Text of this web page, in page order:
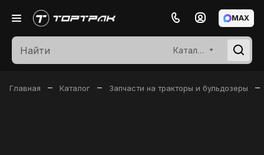
Каталог
MAX
Главная – Каталог – Запчасти на тракторы и бульдозеры –